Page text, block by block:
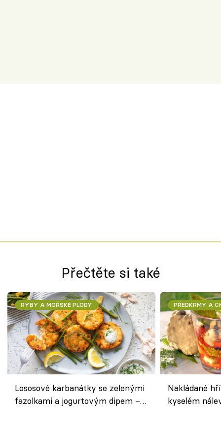
Přečtěte si také
RYBY A MOŘSKÉ PLODY
Lososové karbanátky se zelenými
fazolkami a jogurtovým dipem –
PŘEDKRMY A
Nakládané
kyselém